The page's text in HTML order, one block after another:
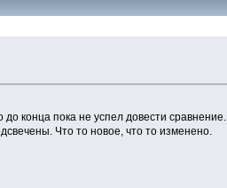
конца пока не успел довести сравнение.
Что то новое, что то изменено.